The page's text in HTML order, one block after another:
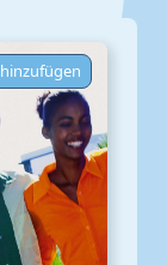
hinzufügen